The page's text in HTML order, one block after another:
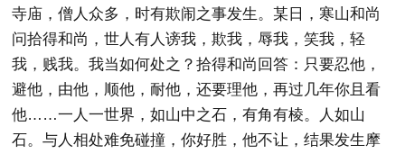
寺庙，僧人众多，时有欺闹之事发生。某日，寒山和尚
问拾得和尚，世人有人谤我，欺我，辱我，笑我，轻
我，贱我。我当如何处之？拾得和尚回答：只要忍他，
避他，由他，顺他，耐他，还要理他，再过几年你且看
他……一人一世界，如山中之石，有角有棱。人如山
石。与人相处难免碰撞，你好胜，他不让，结果发生摩